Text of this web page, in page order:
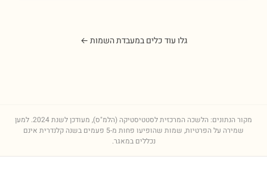
גלו עוד כלים במעבדת השמות ←
מקור הנתונים: הלשכה המרכזית לסטטיסטיקה (הלמ"ס), מעודכן לשנת2024. למען
שמירה על הפרטיות, שמות שהופיעו פחות מ-5 פעמים בשנה קלנדרית אינם
נכללים במאגר.